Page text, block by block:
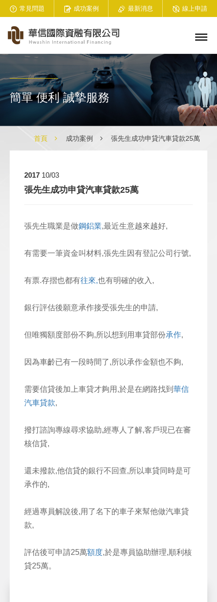
常見問題 成功案例 最新消息 線上申請
簡單 便利 誠摯服務
首頁 成功案例 張先生成功申貸汽車貸款25萬
2017 10/03
張先生成功申貸汽車貸款25萬
張先生職業是做鋼鋁業,最近生意越來越好,
有需要一筆資金叫材料,張先生因有登記公司行號,
有票.存摺也都有往來,也有明確的收入,
銀行評估後願意承作接受張先生的申請,
但唯獨額度部份不夠,所以想到用車貸部份承作,
因為車齡已有一段時間了,所以承作金額也不夠,
需要信貸後加上車貸才夠用,於是在網路找到 華信
汽車貸款,
撥打諮詢專線尋求協助,經專人了解,客戶現已在審
核信貸,
還未撥款,他信貸的銀行不回查,所以車貸同時是可
承作的,
經過專員解說後,用了名下的車子來幫他做汽車貸
款,
評估後可申請25萬額度,於是專員協助辦理,順利核
貸25萬。